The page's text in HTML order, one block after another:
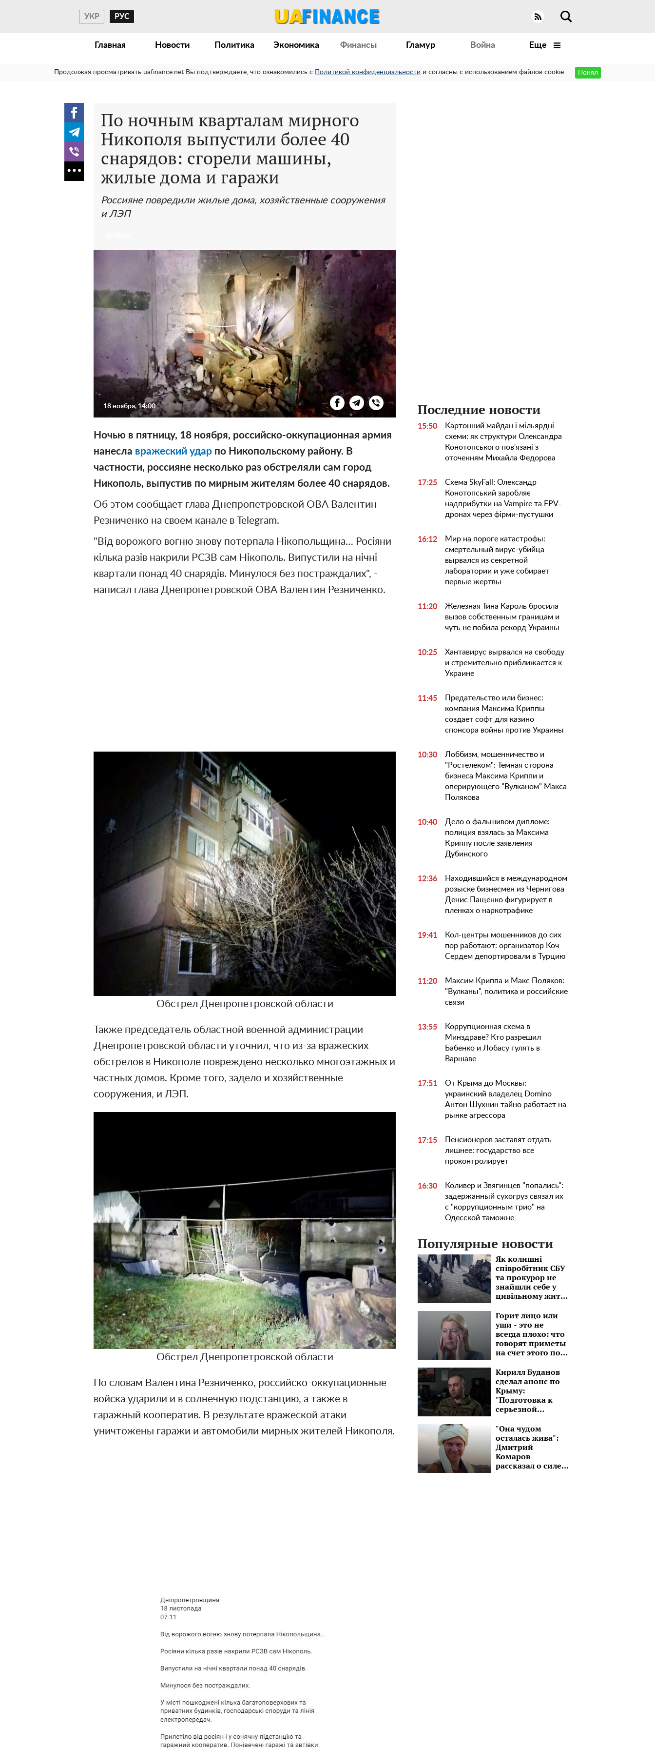
УКР РУС
Главная Новости Политика Экономика Финансы Гламур Война Еще
Продолжая просматривать uafinance.net Вы подтверждаете, что ознакомились с Политикой конфиденциальности и согласны с использованием файлов cookie. Понял
По ночным кварталам мирного
Никополя выпустили более 40
снарядов: сгорели машины,
жилые дома и гаражи
Россияне повредили жилые дома, хозяйственные сооружения
и ЛЭП
18 ноября, 14:00
Ночью в пятницу, 18 ноября, российско-оккупационная армия
нанесла вражеский удар по Никопольскому району. В
частности, россияне несколько раз обстреляли сам город
Никополь, выпустив по мирным жителям более 40 снарядов.
Об этом сообщает глава Днепропетровской ОВА Валентин
Резниченко на своем канале в Telegram.
"Від ворожого вогню знову потерпала Нікопольщина… Росіяни
кілька разів накрили РСЗВ сам Нікополь. Випустили на нічні
квартали понад 40 снарядів. Минулося без постраждалих", -
написал глава Днепропетровской ОВА Валентин Резниченко.
Обстрел Днепропетровской области
Также председатель областной военной администрации
Днепропетровской области уточнил, что из-за вражеских
обстрелов в Никополе повреждено несколько многоэтажных и
частных домов. Кроме того, задело и хозяйственные
сооружения, и ЛЭП.
Обстрел Днепропетровской области
По словам Валентина Резниченко, российско-оккупационные
войска ударили и в солнечную подстанцию, а также в
гаражный кооператив. В результате вражеской атаки
уничтожены гаражи и автомобили мирных жителей Никополя.
Последние новости
15:50
Картонний майдан і мільярдні
схеми: як структури Олександра
Конотопського пов'язані з
оточенням Михайла Федорова
17:25
Схема SkyFall: Олександр
Конотопський заробляє
надприбутки на Vampire та FPV-
дронах через фірми-пустушки
16:12
Мир на пороге катастрофы:
смертельный вирус-убийца
вырвался из секретной
лаборатории и уже собирает
первые жертвы
11:20
Железная Тина Кароль бросила
вызов собственным границам и
чуть не побила рекорд Украины
10:25
Хантавирус вырвался на свободу
и стремительно приближается к
Украине
11:45
Предательство или бизнес:
компания Максима Криппы
создает софт для казино
спонсора войны против Украины
10:30
Лоббизм, мошенничество и
"Ростелеком": Темная сторона
бизнеса Максима Криппи и
оперирующего "Вулканом" Макса
Полякова
10:40
Дело о фальшивом дипломе:
полиция взялась за Максима
Криппу после заявления
Дубинского
12:36
Находившийся в международном
розыске бизнесмен из Чернигова
Денис Пащенко фигурирует в
пленках о наркотрафике
19:41
Кол-центры мошенников до сих
пор работают: организатор Коч
Сердем депортировали в Турцию
11:20
Максим Криппа и Макс Поляков:
"Вулканы", политика и российские
связи
13:55
Коррупционная схема в
Минздраве? Кто разрешил
Бабенко и Лобасу гулять в
Варшаве
17:51
От Крыма до Москвы:
украинский владелец Domino
Антон Шухнин тайно работает на
рынке агрессора
17:15
Пенсионеров заставят отдать
лишнее: государство все
проконтролирует
16:30
Коливер и Звягинцев "попались":
задержанный сухогруз связал их
с "коррупционным трио" на
Одесской таможне
Популярные новости
Як колишні
співробітник СБУ
та прокурор не
знайшли себе у
цивільному житті
зайнятися
криміналом
Горит лицо или
уши - это не
всегда плохо: что
говорят приметы
на счет этого по
Кирилл Буданов
сделал анонс по
Крыму:
"Подготовка к
серьезной
"Она чудом
осталась жива":
Дмитрий
Комаров
рассказал о силе